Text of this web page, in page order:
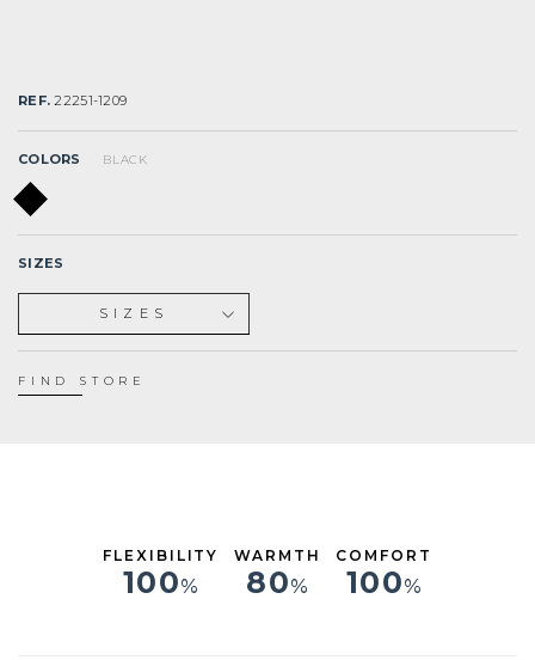
REF. 22251-1209
COLORS BLACK
SIZES
SIZES
S
M
FIND STORE
FLEXIBILITY
100%
WARMTH
80%
COMFORT
100%